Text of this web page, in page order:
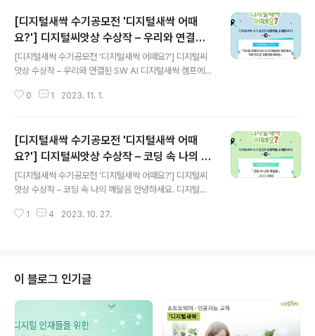
[디지털새싹 수기공모전 '디지털새싹 어때
요?'] 디지털씨앗상 수상작 – 우리와 연결된
SW AI 디지털새싹 캠프에서 직접 만지고 체
험하며 배워요
[디지털새싹 수기공모전 '디지털새싹 어때요?'] 디지털씨
앗상 수상작 – 우리와 연결된 SW AI 디지털새싹 캠프에서
다. 오늘도 지난봄, 디지털새싹 캠프 참여 소감을 주제로 한
‘우리와 연결된 SW AI 디지털새싹 캠프에서 직접 만지고
체험하며 배워요’ 함께 만나 볼까요? ▼ 원문 보기 ▼ ​ ​ ​ ​ 우
리와 연결된 SW AI 디지털새싹 캠프에서 직접 만지고 체
험하며 배워요​ 이새롬 ​ ​ 2023년 새해를 시작하면서 디지
지만 참여하고 싶다는 생각이 들었다. 하지만 다양한 외부
0 1 2023. 11. 1.
[디지털새싹 수기공모전 '디지털새싹 어때
요?'] 디지털씨앗상 수상작 – 코딩 속 나의 깨
달음
[디지털새싹 수기공모전 '디지털새싹 어때요?'] 디지털씨
앗상 수상작 – 코딩 속 나의 깨달음 안녕하세요. 디지털새
제로 한 디지털새싹 수기공모전 ‘디지털새싹 어때요?’ 수상
지털에 익숙하지 않던 나는 코딩이 디지털인 줄도 몰랐다.
게임 프로그램을 만들 때 쓰는 것이 코딩이라고 나는 인식
해왔다. 하지만 내가 알던 것과는 다르게 코딩은 프로그램
을 만드는 것만이 아닌 웹 사이트를 만드는 것도 코딩이라
는 새로운 사실을 알게 되었다. 디지털 코딩 수업에 들어가
1 4 2023. 10. 27.
이 블로그 인기글